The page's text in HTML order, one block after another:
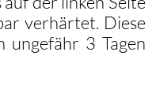
verhärtet. Diese
ungefähr 3 Tagen